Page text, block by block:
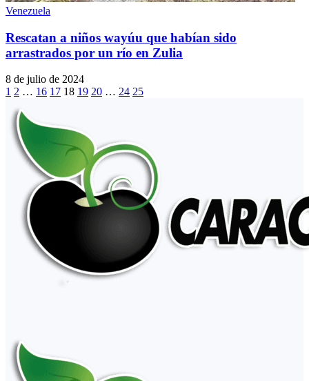
Venezuela
Rescatan a niños wayúu que habían sido
arrastrados por un río en Zulia
8 de julio de 2024
1 2 … 16 17 18 19 20 … 24 25